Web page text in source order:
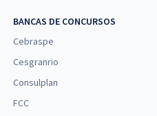
BANCAS DE CONCURSOS
Cebraspe
Cesgranrio
Consulplan
FCC